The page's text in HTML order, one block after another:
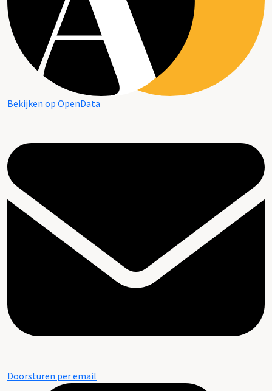
Bekijken op OpenData
Doorsturen per email